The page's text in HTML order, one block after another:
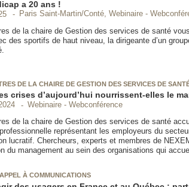
a 20 ans !
Paris Saint-Martin/Conté, Webinaire -
de la chaire de Gestion des services de santé
des sportifs de haut niveau, la dirigeante d’un
DE LA CHAIRE DE GESTION DES SERVICES DE
crises d’aujourd’hui nourrissent-elles le
Webinaire - Webconférence
de la chaire de Gestion des services de santé
représentant les employeurs du
lucratif. Chercheurs, experts et membres de
du management au sein des organisations qui
À COMMUNICATIONS